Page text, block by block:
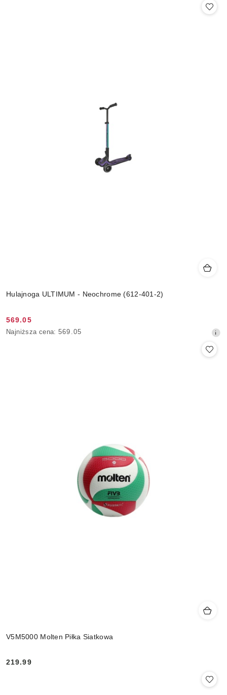
Hulajnoga ULTIMUM - Neochrome (612-401-2)
Cena
promocyjna:
569.05
Najniższa
Najniższa cena: 569.05
V5M5000 Molten Piłka Siatkowa
Cena:
219.99